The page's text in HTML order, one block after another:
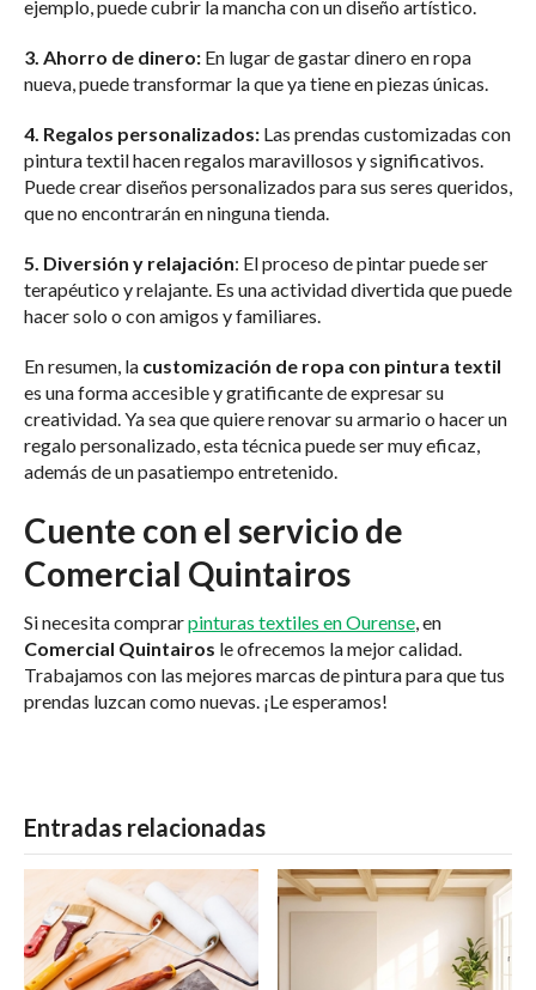
ejemplo, puede cubrir la mancha con un diseño artístico.
3. Ahorro de dinero: En lugar de gastar dinero en ropa
nueva, puede transformar la que ya tiene en piezas únicas.
4. Regalos personalizados: Las prendas customizadas con
pintura textil hacen regalos maravillosos y significativos.
Puede crear diseños personalizados para sus seres queridos,
que no encontrarán en ninguna tienda.
5. Diversión y relajación: El proceso de pintar puede ser
terapéutico y relajante. Es una actividad divertida que puede
hacer solo o con amigos y familiares.
En resumen, la customización de ropa con pintura textil
es una forma accesible y gratificante de expresar su
creatividad. Ya sea que quiere renovar su armario o hacer un
regalo personalizado, esta técnica puede ser muy eficaz,
además de un pasatiempo entretenido.
Cuente con el servicio de
Comercial Quintairos
Si necesita comprarpinturas textiles en Ourense, en
Comercial Quintairos le ofrecemos la mejor calidad.
Trabajamos con las mejores marcas de pintura para que tus
prendas luzcan como nuevas. ¡Le esperamos!
Entradas relacionadas